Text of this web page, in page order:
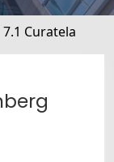
7.1 Curatela